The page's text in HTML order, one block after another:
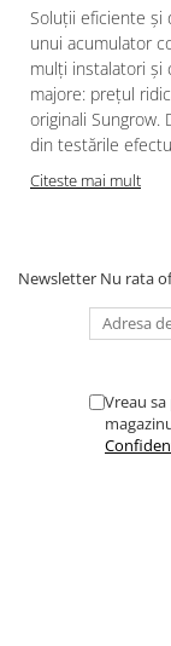
Soluții eficiente și
unui acumulator
mulți instalatori și
majore: prețul
originali Sungrow.
din testările
Citeste mai mult
Newsletter Nu rata
Vreau